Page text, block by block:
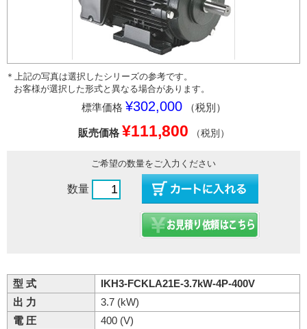
＊上記の写真は選択したシリーズの参考です。
お客様が選択した形式と異なる場合があります。
標準価格 ¥302,000 （税別）
販売価格 ¥111,800 （税別）
ご希望の数量をご入力ください
数量
型 式
IKH3-FCKLA21E-3.7kW-4P-400V
出 力
3.7 (kW)
電 圧
400 (V)